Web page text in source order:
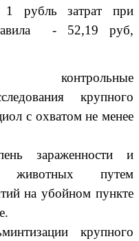
1 рубль затрат при
- 52,19 руб,
крупного
с охватом не менее
зараженности и
животных путем
на убойном пункте
крупного